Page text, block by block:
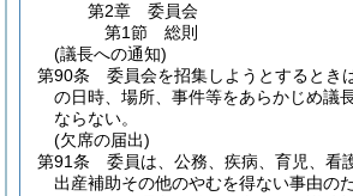
第2章
委員会
第1節
総則
(議長への通知)
第90条
委員会を招集しようとするとき
の日時、場所、事件等をあらかじめ議
ならない。
(欠席の届出)
第91条
委員は、公務、疾病、育児、看
出産補助その他のやむを得ない事由の